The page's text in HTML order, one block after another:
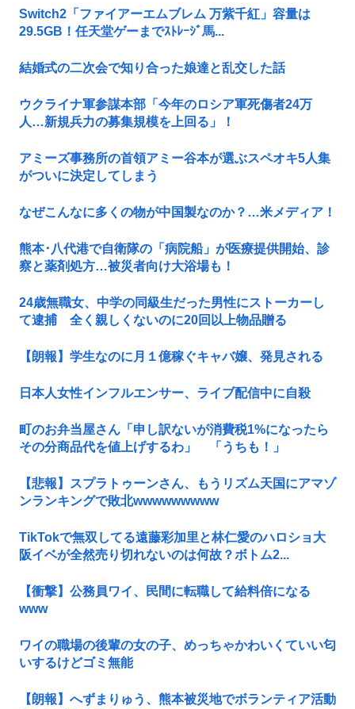
Switch2「ファイアーエムブレム 万紫千紅」容量は
29.5GB！任天堂ゲーまでｽﾄﾚｰｼﾞ馬...
結婚式の二次会で知り合った娘達と乱交した話
ウクライナ軍参謀本部「今年のロシア軍死傷者24万
人…新規兵力の募集規模を上回る」！
アミーズ事務所の首領アミー谷本が選ぶスペオキ5人集
がついに決定してしまう
なぜこんなに多くの物が中国製なのか？…米メディア！
熊本･八代港で自衛隊の「病院船」が医療提供開始、診
察と薬剤処方…被災者向け大浴場も！
24歳無職女、中学の同級生だった男性にストーカーし
て逮捕 全く親しくないのに20回以上物品贈る
【朗報】学生なのに月１億稼ぐキャバ嬢、発見される
日本人女性インフルエンサー、ライブ配信中に自殺
町のお弁当屋さん「申し訳ないが消費税1%になったら
その分商品代を値上げするわ」 「うちも！」
【悲報】スプラトゥーンさん、もうリズム天国にアマゾ
ンランキングで敗北wwwwwwwww
TikTokで無双してる遠藤彩加里と林仁愛のハロショ大
阪イベが全然売り切れないのは何故？ボトム2...
【衝撃】公務員ワイ、民間に転職して給料倍になる
www
ワイの職場の後輩の女の子、めっちゃかわいくていい匂
いするけどゴミ無能
【朗報】へずまりゅう、熊本被災地でボランティア活動